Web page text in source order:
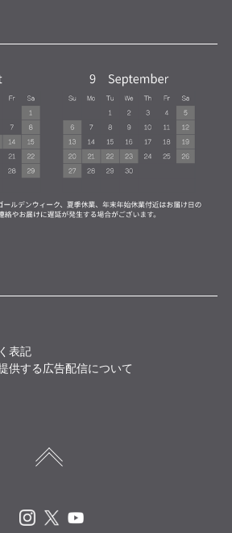
表記
供する広告配信について